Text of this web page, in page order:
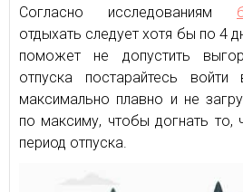
Согласно исследованиям
отдыхать следует хотя бы по 4
поможет не допустить
отпуска постарайтесь
максимально плавно и не
по максиму, чтобы догнать то,
период отпуска.